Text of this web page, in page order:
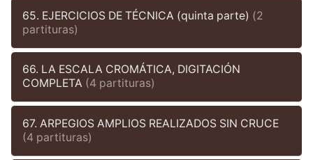
65. EJERCICIOS DE TÉCNICA (quinta parte) (2
partituras)
66. LA ESCALA CROMÁTICA, DIGITACIÓN
COMPLETA (4 partituras)
67. ARPEGIOS AMPLIOS REALIZADOS SIN CRUCE
(4 partituras)